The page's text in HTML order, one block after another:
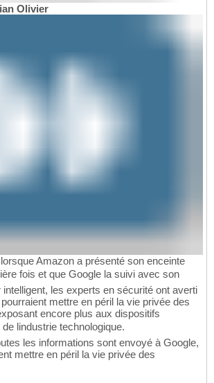
Olivier
Amazon a présenté son enceinte
fois et que Google la suivi avec son
intelligent, les experts en sécurité ont averti
mettre en péril la vie privée des
encore plus aux dispositifs
lindustrie technologique.
les informations sont envoyé à Google,
mettre en péril la vie privée des